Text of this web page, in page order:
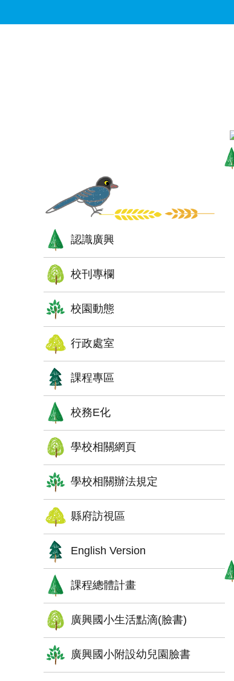
認識廣興
校刊專欄
校園動態
行政處室
課程專區
校務E化
學校相關網頁
學校相關辦法規定
縣府訪視區
English Version
課程總體計畫
廣興國小生活點滴(臉書)
廣興國小附設幼兒園臉書